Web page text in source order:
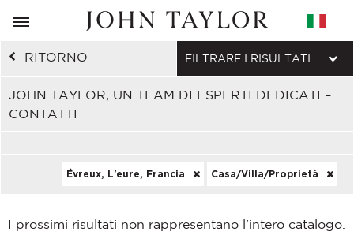
RITORNO
JOHN TAYLOR, UN TEAM DI ESPERTI DEDICATI –
CONTATTI
FILTRARE I RISULTATI
Évreux, L'eure, Francia Casa/Villa/Proprietà
I prossimi risultati non rappresentano l'intero catalogo.